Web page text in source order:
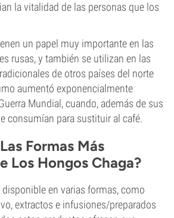
la vitalidad de las personas que los
un papel muy importante en las
rusas, y también se utilizan en las
de otros países del norte
aumentó exponencialmente
Mundial, cuando, además de sus
consumían para sustituir al café.
Formas Más
Los Hongos Chaga?
en varias formas, como
extractos e infusiones/preparados